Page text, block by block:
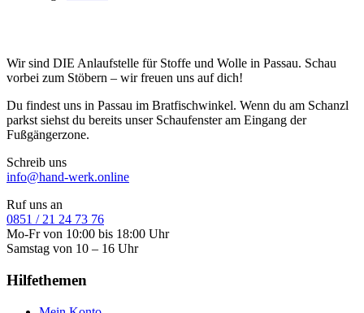
Wir sind DIE Anlaufstelle für Stoffe und Wolle in Passau. Schau
vorbei zum Stöbern – wir freuen uns auf dich!
Du findest uns in Passau im Bratfischwinkel. Wenn du am Schanzl
parkst siehst du bereits unser Schaufenster am Eingang der
Fußgängerzone.
Schreib uns
info@hand-werk.online
Ruf uns an
0851 / 21 24 73 76
Mo-Fr von 10:00 bis 18:00 Uhr
Samstag von 10 – 16 Uhr
Hilfethemen